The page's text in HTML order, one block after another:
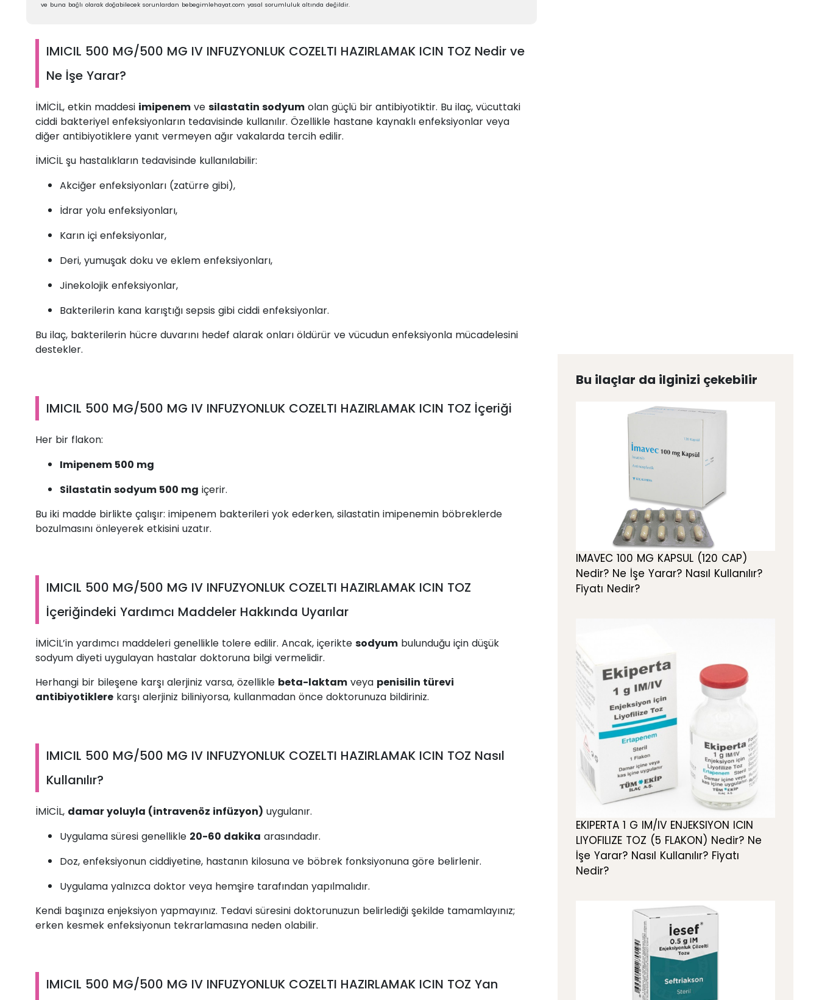
ve buna bağlı olarak doğabilecek sorunlardan bebegimlehayat.com yasal sorumluluk altında değildir.
IMICIL 500 MG/500 MG IV INFUZYONLUK COZELTI HAZIRLAMAK ICIN TOZ Nedir ve
Ne İşe Yarar?
İMİCİL, etkin maddesi imipenem ve silastatin sodyum olan güçlü bir antibiyotiktir. Bu ilaç, vücuttaki
ciddi bakteriyel enfeksiyonların tedavisinde kullanılır. Özellikle hastane kaynaklı enfeksiyonlar veya
diğer antibiyotiklere yanıt vermeyen ağır vakalarda tercih edilir.
İMİCİL şu hastalıkların tedavisinde kullanılabilir:
Akciğer enfeksiyonları (zatürre gibi),
İdrar yolu enfeksiyonları,
Karın içi enfeksiyonlar,
Deri, yumuşak doku ve eklem enfeksiyonları,
Jinekolojik enfeksiyonlar,
Bakterilerin kana karıştığı sepsis gibi ciddi enfeksiyonlar.
Bu ilaç, bakterilerin hücre duvarını hedef alarak onları öldürür ve vücudun enfeksiyonla mücadelesini
destekler.
IMICIL 500 MG/500 MG IV INFUZYONLUK COZELTI HAZIRLAMAK ICIN TOZ İçeriği
Her bir flakon:
Imipenem 500 mg
Silastatin sodyum 500 mg içerir.
Bu iki madde birlikte çalışır: imipenem bakterileri yok ederken, silastatin imipenemin böbreklerde
bozulmasını önleyerek etkisini uzatır.
IMICIL 500 MG/500 MG IV INFUZYONLUK COZELTI HAZIRLAMAK ICIN TOZ
İçeriğindeki Yardımcı Maddeler Hakkında Uyarılar
İMİCİL’in yardımcı maddeleri genellikle tolere edilir. Ancak, içerikte sodyum bulunduğu için düşük
sodyum diyeti uygulayan hastalar doktoruna bilgi vermelidir.
Herhangi bir bileşene karşı alerjiniz varsa, özellikle beta-laktam veya penisilin türevi
antibiyotiklere karşı alerjiniz biliniyorsa, kullanmadan önce doktorunuza bildiriniz.
IMICIL 500 MG/500 MG IV INFUZYONLUK COZELTI HAZIRLAMAK ICIN TOZ Nasıl
Kullanılır?
İMİCİL, damar yoluyla (intravenöz infüzyon) uygulanır.
Uygulama süresi genellikle 20-60 dakika arasındadır.
Doz, enfeksiyonun ciddiyetine, hastanın kilosuna ve böbrek fonksiyonuna göre belirlenir.
Uygulama yalnızca doktor veya hemşire tarafından yapılmalıdır.
Kendi başınıza enjeksiyon yapmayınız. Tedavi süresini doktorunuzun belirlediği şekilde tamamlayınız;
erken kesmek enfeksiyonun tekrarlamasına neden olabilir.
IMICIL 500 MG/500 MG IV INFUZYONLUK COZELTI HAZIRLAMAK ICIN TOZ Yan
Bu ilaçlar da ilginizi çekebilir
IMAVEC 100 MG KAPSUL (120 CAP)
Nedir? Ne İşe Yarar? Nasıl Kullanılır?
Fiyatı Nedir?
EKIPERTA 1 G IM/IV ENJEKSIYON ICIN
LIYOFILIZE TOZ (5 FLAKON) Nedir? Ne
İşe Yarar? Nasıl Kullanılır? Fiyatı
Nedir?